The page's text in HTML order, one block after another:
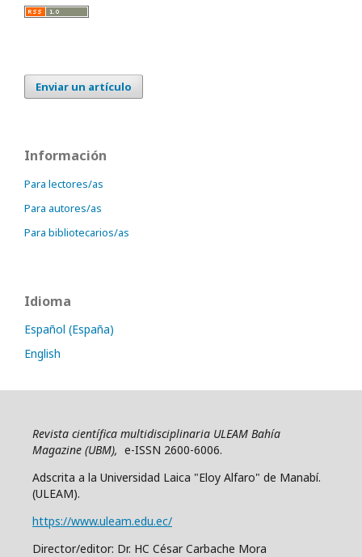
Enviar un artículo
Información
Para lectores/as
Para autores/as
Para bibliotecarios/as
Idioma
Español (España)
English
Revista científica multidisciplinaria ULEAM Bahía
Magazine (UBM), e-ISSN 2600-6006.
Adscrita a la Universidad Laica "Eloy Alfaro" de Manabí.
(ULEAM).
https://www.uleam.edu.ec/
Director/editor: Dr. HC César Carbache Mora